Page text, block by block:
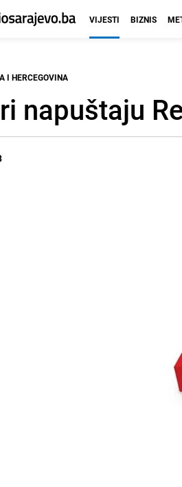
VIJESTI BIZNIS
I HERCEGOVINA
napuštaju